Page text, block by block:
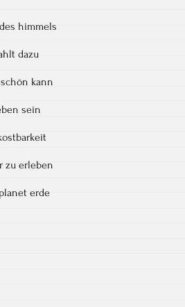
himmels
dazu
kann
sein
zu erleben
erde